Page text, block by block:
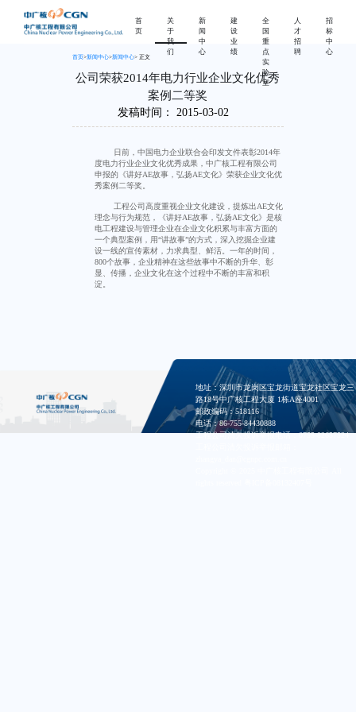
首
页
关
于
我
们
新
闻
中
心
建
设
业
绩
全
国
重
点
实
验
室
人
才
招
聘
招
标
中
心
首页>新闻中心>新闻中心> 正文
公司荣获2014年电力行业企业文化优秀
案例二等奖
发稿时间： 2015-03-02
日前，中国电力企业联合会印发文件表彰2014年
度电力行业企业文化优秀成果，中广核工程有限公司
申报的《讲好AE故事，弘扬AE文化》荣获企业文化优
秀案例二等奖。
工程公司高度重视企业文化建设，提炼出AE文化
理念与行为规范，《讲好AE故事，弘扬AE文化》是核
电工程建设与管理企业在企业文化积累与丰富方面的
一个典型案例，用“讲故事”的方式，深入挖掘企业建
设一线的宣传素材，力求典型、鲜活。一年的时间，
800个故事，企业精神在这些故事中不断的升华、彰
显、传播，企业文化在这个过程中不断的丰富和积
淀。
地址：深圳市龙岗区宝龙街道宝龙社区宝龙三
路18号中广核工程大厦 1栋A座4001
邮政编码：518116
电话：86-755-84430888
工程公司清欠投诉举报电话：0755-82657524